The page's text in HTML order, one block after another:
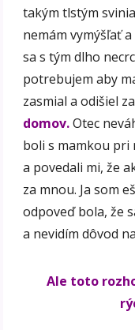
takým tlstým
nemám vymýšľať
sa s tým dlho
potrebujem aby
zasmial a odišiel
domov.Otec
boli s mamkou pri
a povedali mi, že
za mnou. Ja som
odpoveď bola, že
a nevidím dôvod
Ale toto